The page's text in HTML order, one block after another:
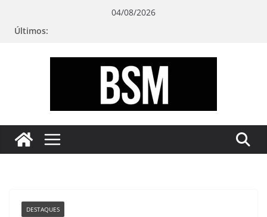
04/08/2026
Últimos:
sua
Mente
DESTAQUES